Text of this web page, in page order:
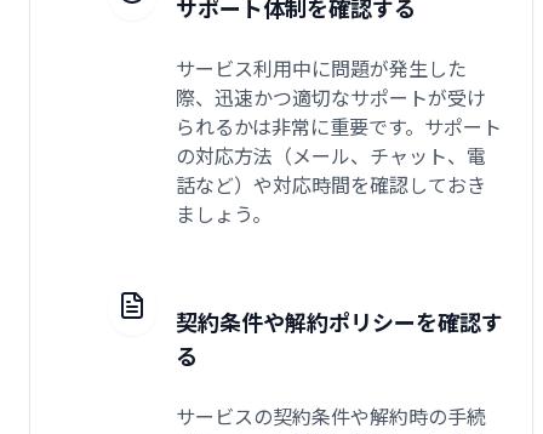
サポート体制を確認する
サービス利用中に問題が発生した
際、迅速かつ適切なサポートが受け
られるかは非常に重要です。サポート
の対応方法（メール、チャット、電
話など）や対応時間を確認しておき
ましょう。
契約条件や解約ポリシーを確認す
る
サービスの契約条件や解約時の手続